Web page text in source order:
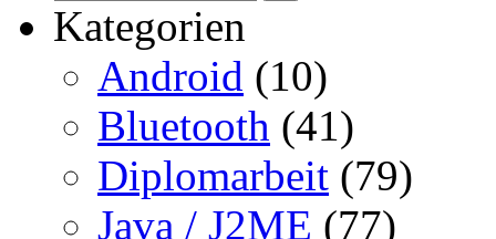
Kategorien
Android (10)
Bluetooth (41)
Diplomarbeit (79)
Java / J2ME (77)